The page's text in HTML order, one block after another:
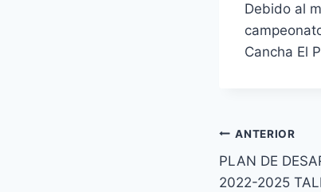
Debido al
Cancha El
ANTERIOR
PLAN DE
2022-2025